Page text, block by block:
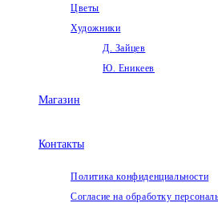
Цветы
Художники
Д. Зайцев
Ю. Еникеев
Магазин
Контакты
Политика конфиденциальности
Согласие на обработку